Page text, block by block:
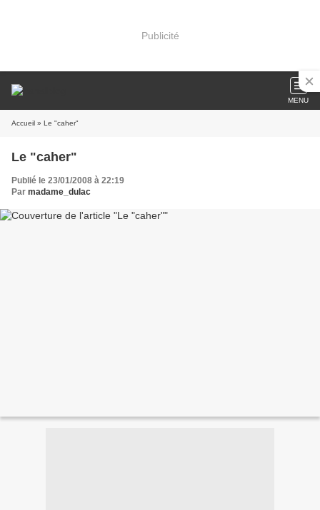
Publicité
MENU
Accueil » Le "caher"
Le "caher"
Publié le 23/01/2008 à 22:19
Par madame_dulac